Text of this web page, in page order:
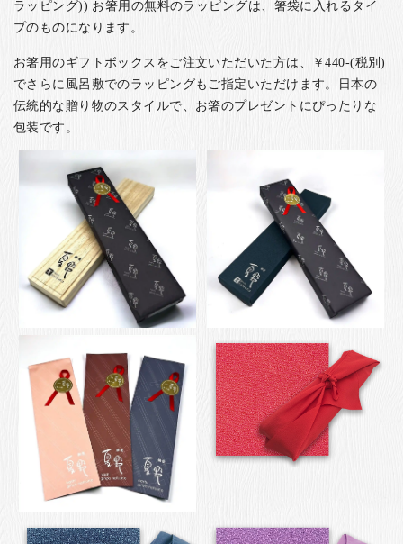
ラッピング)) お箸用の無料のラッピングは、箸袋に入れるタイ
プのものになります。
お箸用のギフトボックスをご注文いただいた方は、￥440-(税別)
でさらに風呂敷でのラッピングもご指定いただけます。日本の
伝統的な贈り物のスタイルで、お箸のプレゼントにぴったりな
包装です。